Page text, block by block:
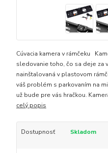
Cúvacia kamera v rámčeku
sledovanie toho, čo sa deje za
nainštalovaná v plastovom
váš problém s parkovaním na
už bude pre vás hračkou.
celý popis
Dostupnosť Skladom